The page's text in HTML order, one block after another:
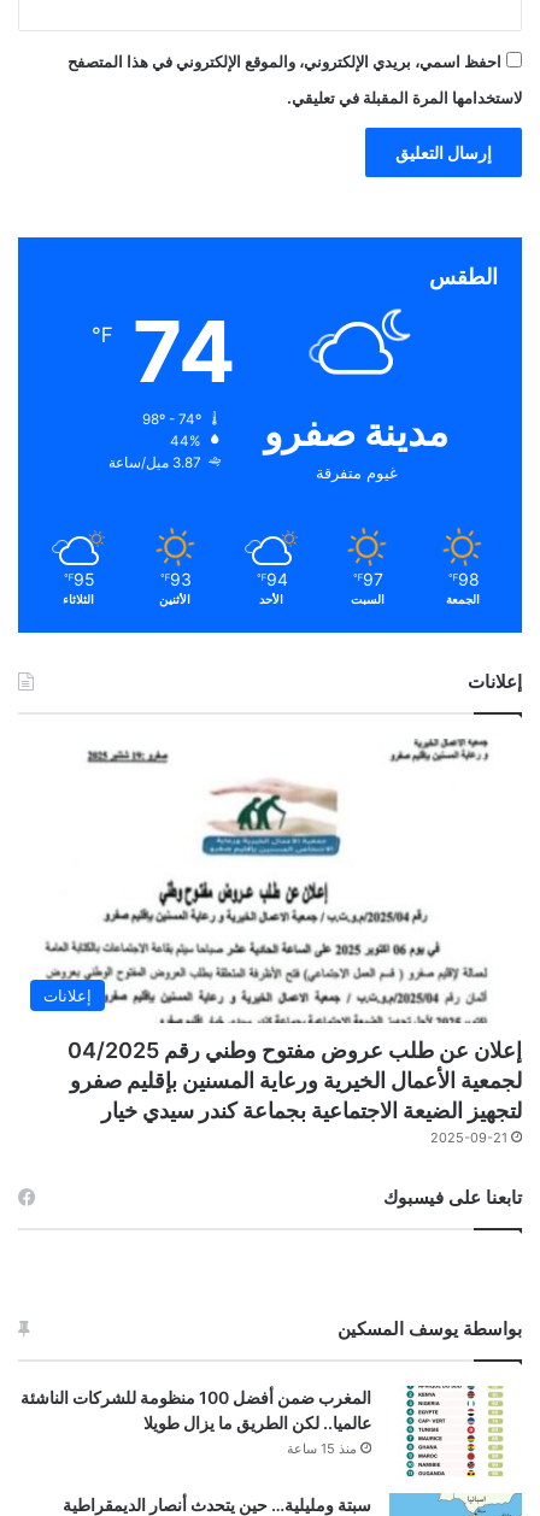
احفظ اسمي، بريدي الإلكتروني، والموقع الإلكتروني في هذا المتصفح
لاستخدامها المرة المقبلة في تعليقي.
الطقس
مدينة صفرو
غيوم متفرقة
74
℉
44%
3.87 ميل/ساعة
98
℉
الجمعة
97
℉
السبت
94
℉
الأحد
93
℉
الأثنين
95
℉
الثلاثاء
إعلانات
إعلانات
إعلان عن طلب عروض مفتوح وطني رقم 04/2025
لجمعية الأعمال الخيرية ورعاية المسنين بإقليم صفرو
لتجهيز الضيعة الاجتماعية بجماعة كندر سيدي خيار
2025-09-21
تابعنا على فيسبوك
بواسطة يوسف المسكين
المغرب ضمن أفضل 100 منظومة للشركات الناشئة
عالميا.. لكن الطريق ما يزال طويلا
منذ 15 ساعة
سبتة ومليلية… حين يتحدث أنصار الديمقراطية